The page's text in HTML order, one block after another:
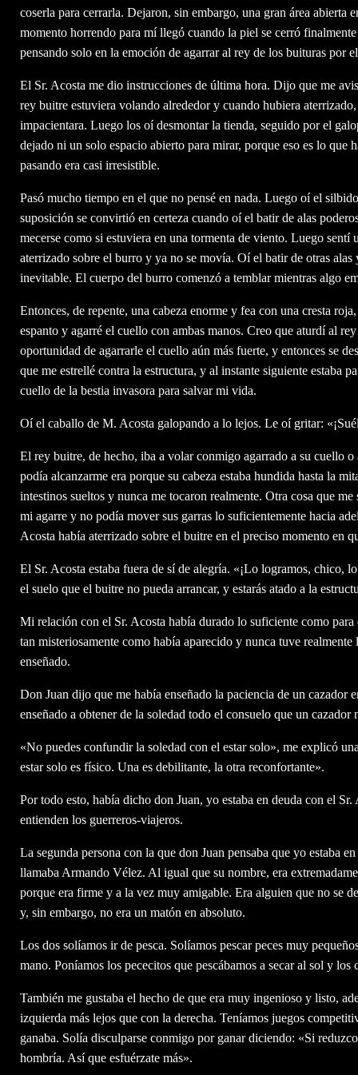
coserla para cerrarla. Dejaron, sin embargo, una gran área
momento horrendo para mí llegó cuando la piel se cerró
pensando solo en la emoción de agarrar al rey de los buituras por
El Sr. Acosta me dio instrucciones de última hora. Dijo que me
rey buitre estuviera volando alrededor y cuando hubiera
impacientara. Luego los oí desmontar la tienda, seguido por el
dejado ni un solo espacio abierto para mirar, porque eso es lo
pasando era casi irresistible.
Pasó mucho tiempo en el que no pensé en nada. Luego oí el
suposición se convirtió en certeza cuando oí el batir de alas
mecerse como si estuviera en una tormenta de viento. Luego
aterrizado sobre el burro y ya no se movía. Oí el batir de otras
inevitable. El cuerpo del burro comenzó a temblar mientras algo
Entonces, de repente, una cabeza enorme y fea con una cresta
espanto y agarré el cuello con ambas manos. Creo que aturdí al
oportunidad de agarrarle el cuello aún más fuerte, y entonces se
que me estrellé contra la estructura, y al instante siguiente estaba
cuello de la bestia invasora para salvar mi vida.
Oí el caballo de M. Acosta galopando a lo lejos. Le oí gritar:
El rey buitre, de hecho, iba a volar conmigo agarrado a su cuello
podía alcanzarme era porque su cabeza estaba hundida hasta la
intestinos sueltos y nunca me tocaron realmente. Otra cosa que
mi agarre y no podía mover sus garras lo suficientemente hacia
Acosta había aterrizado sobre el buitre en el preciso momento en
El Sr. Acosta estaba fuera de sí de alegría. «¡Lo logramos, chico,
el suelo que el buitre no pueda arrancar, y estarás atado a la
Mi relación con el Sr. Acosta había durado lo suficiente como
tan misteriosamente como había aparecido y nunca tuve
enseñado.
Don Juan dijo que me había enseñado la paciencia de un cazador
enseñado a obtener de la soledad todo el consuelo que un cazador
«No puedes confundir la soledad con el estar solo», me explicó
estar solo es físico. Una es debilitante, la otra reconfortante».
Por todo esto, había dicho don Juan, yo estaba en deuda con el
entienden los guerreros-viajeros.
La segunda persona con la que don Juan pensaba que yo estaba
llamaba Armando Vélez. Al igual que su nombre, era
porque era firme y a la vez muy amigable. Era alguien que no se
y, sin embargo, no era un matón en absoluto.
Los dos solíamos ir de pesca. Solíamos pescar peces muy
mano. Poníamos los pececitos que pescábamos a secar al sol y
También me gustaba el hecho de que era muy ingenioso y listo,
izquierda más lejos que con la derecha. Teníamos juegos
ganaba. Solía disculparse conmigo por ganar diciendo: «Si
hombría. Así que esfuérzate más».